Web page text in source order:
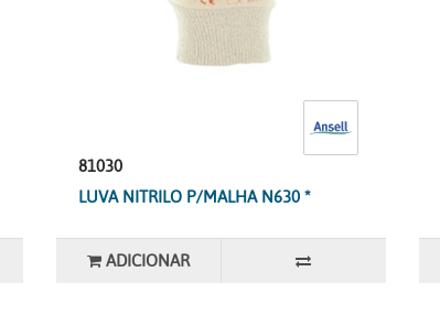
81030
LUVA NITRILO P/MALHA N630 *
ADICIONAR